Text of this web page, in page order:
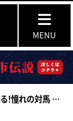
MENU
THEフィッシング 心燃える！憧れの対馬 真夏のロックショアゲーム